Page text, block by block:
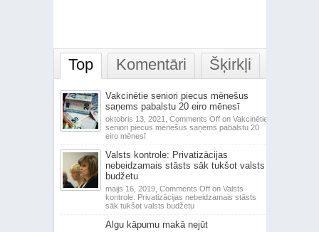
Top Komentāri Šķirkļi
Vakcinētie seniori piecus mēnešus
saņems pabalstu 20 eiro mēnesī
oktobris 13, 2021, Comments Offon Vakcinētie
seniori piecus mēnešus saņems pabalstu 20
eiro mēnesī
Valsts kontrole: Privatizācijas
nebeidzamais stāsts sāk tukšot valsts
budžetu
maijs 16, 2019, Comments Offon Valsts
kontrole: Privatizācijas nebeidzamais stāsts
sāk tukšot valsts budžetu
Algu kāpumu makā nejūt